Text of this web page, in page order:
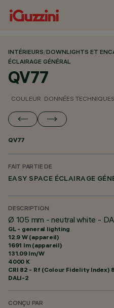
INTÉRIEURS/DOWNLIGHTS ET
ÉCLAIRAGE GÉNÉRAL
QV77
COULEUR DONNÉES TECHNIQUES
QV77
FAIT PARTIE DE
EASY SPACE ÉCLAIRAGE
DESCRIPTION
Ø 105 mm - neutral white -
GL - general lighting
12.9 W (appareil)
1691 lm (appareil)
131.09 lm/W
4000 K
CRI 82 - Rf (Colour Fidelity Index)
DALI-2
CONÇU PAR